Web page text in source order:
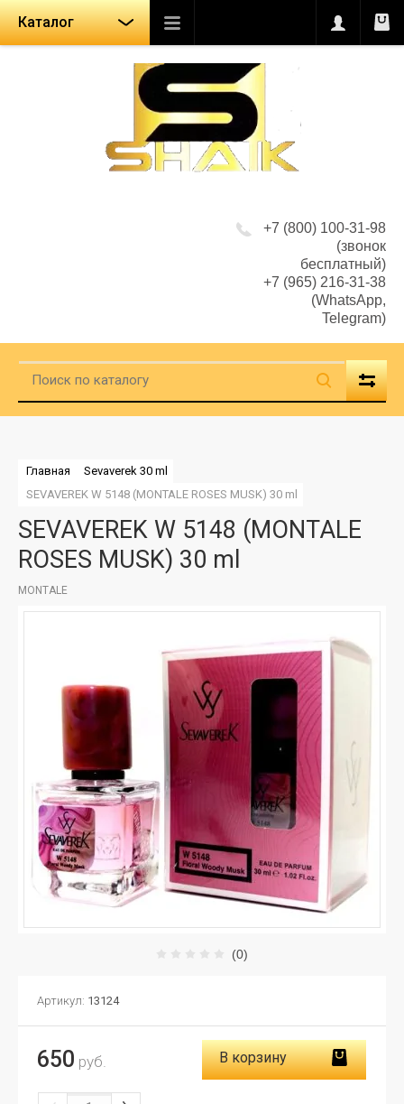
Каталог
+7 (800) 100-31-98
(звонок
бесплатный)
+7 (965) 216-31-38
(WhatsApp,
Telegram)
Главная
Sevaverek 30 ml
SEVAVEREK W 5148 (MONTALE ROSES MUSK) 30 ml
SEVAVEREK W 5148 (MONTALE
ROSES MUSK) 30 ml
MONTALE
(0)
Артикул: 13124
650 руб. В корзину